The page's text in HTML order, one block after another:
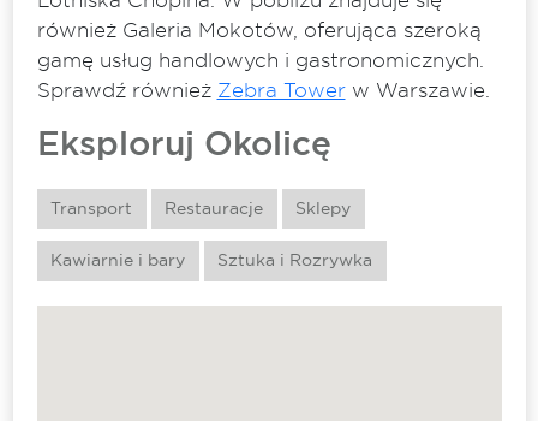
również Galeria Mokotów, oferująca szeroką
gamę usług handlowych i gastronomicznych.
Sprawdź również Zebra Towerw Warszawie.
Eksploruj Okolicę
Transport Restauracje Sklepy
Kawiarnie i bary Sztuka i Rozrywka